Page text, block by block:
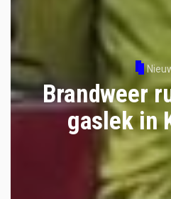
Brandweer
gaslek in